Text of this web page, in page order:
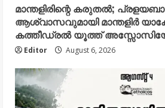
മാന്തളിരിന്റെ കരുതൽ;
ആശ്വാസവുമായി മാന്തളിർ
കത്തീഡ്രൽ യൂത്ത്
Editor August 6, 2026